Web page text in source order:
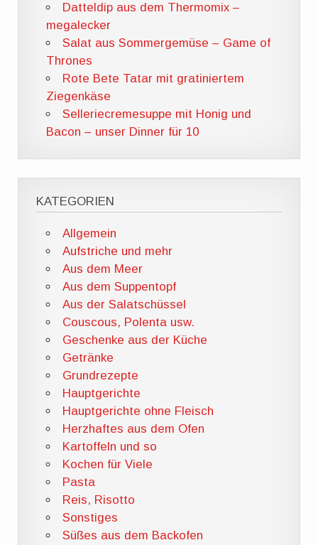
Datteldip aus dem Thermomix –
megalecker
Salat aus Sommergemüse – Game of
Thrones
Rote Bete Tatar mit gratiniertem
Ziegenkäse
Selleriecremesuppe mit Honig und
Bacon – unser Dinner für 10
KATEGORIEN
Allgemein
Aufstriche und mehr
Aus dem Meer
Aus dem Suppentopf
Aus der Salatschüssel
Couscous, Polenta usw.
Geschenke aus der Küche
Getränke
Grundrezepte
Hauptgerichte
Hauptgerichte ohne Fleisch
Herzhaftes aus dem Ofen
Kartoffeln und so
Kochen für Viele
Pasta
Reis, Risotto
Sonstiges
Süßes aus dem Backofen